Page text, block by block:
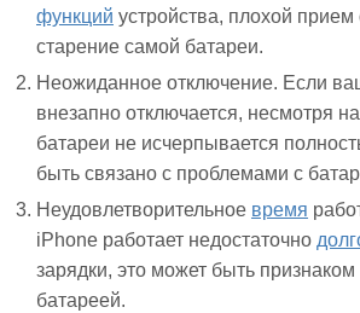
функций устройства, плохой прием
старение самой батареи.
Неожиданное отключение. Если
внезапно отключается, несмотря
батареи не исчерпывается
быть связано с проблемами с
Неудовлетворительное время
iPhone работает недостаточно
зарядки, это может быть
батареей.